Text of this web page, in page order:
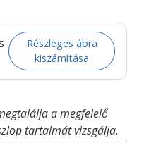
Részleges ábra
kiszámítása
a megfelelő
tartalmát vizsgálja.